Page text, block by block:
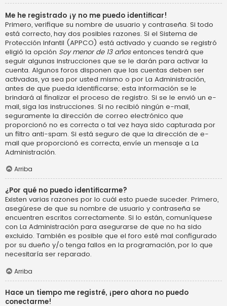
Me he registrado ¡y no me puedo identificar!
Primero, verifique su nombre de usuario y contraseña. Si todo
está correcto, hay dos posibles razones. Si el Sistema de
Protección Infantil (APPCO) está activado y cuando se registró
eligió la opción Soy menor de 13 añosentonces tendrá que
seguir algunas instrucciones que se le darán para activar la
cuenta. Algunos foros disponen que las cuentas deben ser
activadas, ya sea por usted mismo o por La Administración,
antes de que pueda identificarse; esta información se le
brindará al finalizar el proceso de registro. Si se le envió un e-
mail, siga las instrucciones. Si no recibió ningún e-mail,
seguramente la dirección de correo electrónico que
proporcionó no es correcta o tal vez haya sido capturada por
un filtro anti-spam. Si está seguro de que la dirección de e-
mail que proporcionó es correcta, envíe un mensaje a La
Administración.
Arriba
¿Por qué no puedo identificarme?
Existen varias razones por lo cuál esto puede suceder. Primero,
asegúrese de que su nombre de usuario y contraseña se
encuentren escritos correctamente. Si lo están, comuníquese
con La Administración para asegurarse de que no ha sido
excluido. También es posible que el foro esté mal configurado
por su dueño y/o tenga fallos en la programación, por lo que
necesitaría ser reparado.
Arriba
Hace un tiempo me registré, ¡pero ahora no puedo
conectarme!